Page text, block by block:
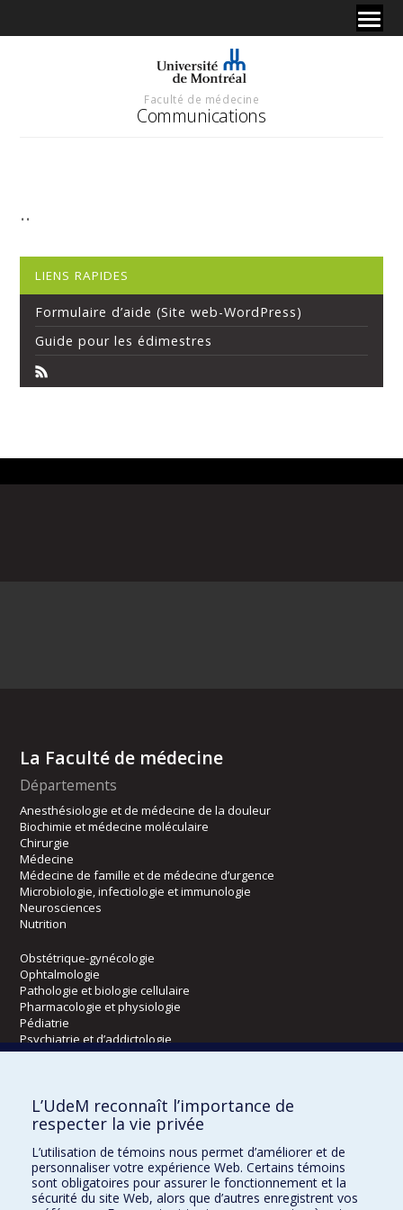
Faculté de médecine
Communications
..
LIENS RAPIDES
Formulaire d’aide (Site web-WordPress)
Guide pour les édimestres
La Faculté de médecine
Départements
Anesthésiologie et de médecine de la douleur
Biochimie et médecine moléculaire
Chirurgie
Médecine
Médecine de famille et de médecine d’urgence
Microbiologie, infectiologie et immunologie
Neurosciences
Nutrition
Obstétrique-gynécologie
Ophtalmologie
Pathologie et biologie cellulaire
Pharmacologie et physiologie
Pédiatrie
Psychiatrie et d’addictologie
Radiologie, radio-oncologie et médecine nucléaire
Écoles
Orthophonie et audiologie
Réadaptation
L’UdeM reconnaît l’importance de
respecter la vie privée
L’utilisation de témoins nous permet d’améliorer et de
personnaliser votre expérience Web. Certains témoins
sont obligatoires pour assurer le fonctionnement et la
sécurité du site Web, alors que d’autres enregistrent vos